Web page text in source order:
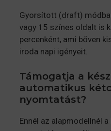
Gyorsított (draft)
vagy 15 színes oldalt is
percenként, ami bőven
iroda napi igényeit.
Támogatja a
automatikus
nyomtatást?
Ennél az alapmodellnél